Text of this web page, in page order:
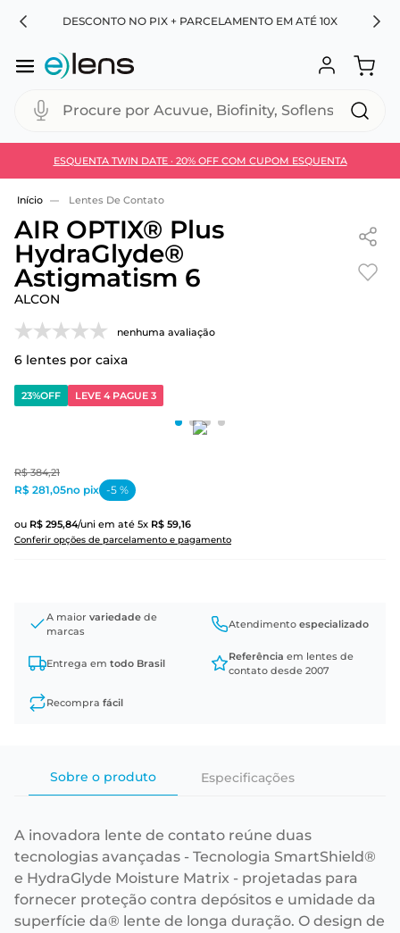
DESCONTO NO PIX + PARCELAMENTO EM ATÉ 10X
Procure por Acuvue, Biofinity, Soflens...
ESQUENTA TWIN DATE · 20% OFF COM CUPOM ESQUENTA
Use 30HOJE e ganhe 30% OFF + economia extra no
Lentes De Contato
AIR OPTIX® Plus
HydraGlyde®
Astigmatism 6
ALCON
nenhuma avaliação
6 lentes por caixa
23%OFF LEVE 4 PAGUE 3
ou R$ 295,84/uni em até 5x R$ 59,16
Conferir opções de parcelamento e pagamento
R$ 384,21
R$ 281,05no pix -5 %
A maior variedade de
marcas
Atendimento especializado
Entrega em todo Brasil
Referência em lentes de
contato desde 2007
Recompra fácil
Sobre o produto Especificações
A inovadora lente de contato reúne duas
tecnologias avançadas - Tecnologia SmartShield®
e HydraGlyde Moisture Matrix - projetadas para
fornecer proteção contra depósitos e umidade da
superfície da® lente de longa duração. O design de